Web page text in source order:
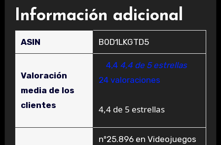
Información adicional
ASIN B0D1LKGTD5
Valoración
media de los
clientes
4,4 4,4 de 5 estrellas
24 valoraciones
4,4 de 5 estrellas
nº25.896 en Videojuegos